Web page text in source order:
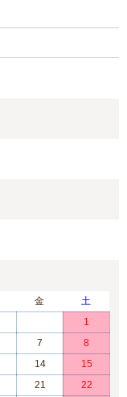
金
土
1
7
8
14
15
21
22